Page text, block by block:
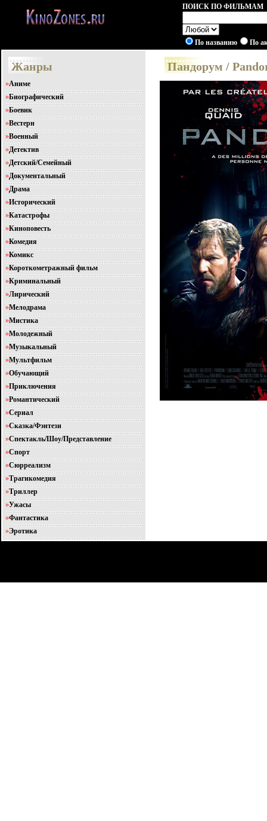
ПОИСК ПО ФИЛЬМАМ
По названию По
Жанры
»Аниме
»Биографический
»Боевик
»Вестерн
»Военный
»Детектив
»Детский/Семейный
»Документальный
»Драма
»Исторический
»Катастрофы
»Киноповесть
»Комедия
»Комикс
»Короткометражный фильм
»Криминальный
»Лирический
»Мелодрама
»Мистика
»Молодежный
»Музыкальный
»Мультфильм
»Обучающий
»Приключения
»Романтический
»Сериал
»Сказка/Фэнтези
»Спектакль/Шоу/Представление
»Спорт
»Сюрреализм
»Трагикомедия
»Триллер
»Ужасы
»Фантастика
»Эротика
Пандорум /